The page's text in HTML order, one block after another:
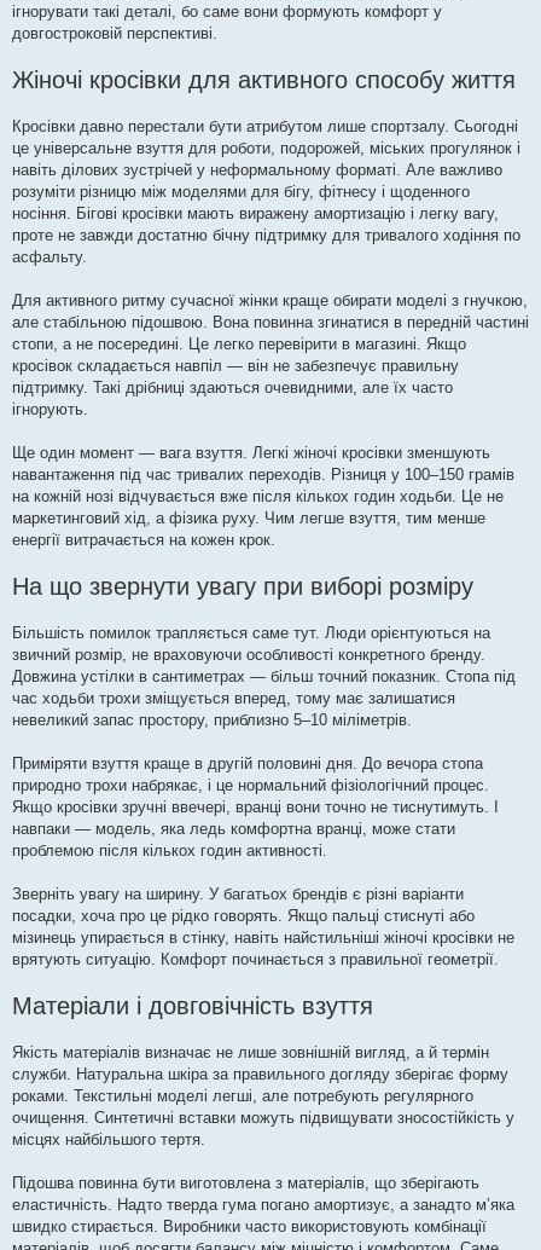
ігнорувати такі деталі, бо саме вони формують комфорт у
довгостроковій перспективі.
Жіночі кросівки для активного способу життя
Кросівки давно перестали бути атрибутом лише спортзалу. Сьогодні
це універсальне взуття для роботи, подорожей, міських прогулянок і
навіть ділових зустрічей у неформальному форматі. Але важливо
розуміти різницю між моделями для бігу, фітнесу і щоденного
носіння. Бігові кросівки мають виражену амортизацію і легку вагу,
проте не завжди достатню бічну підтримку для тривалого ходіння по
асфальту.
Для активного ритму сучасної жінки краще обирати моделі з гнучкою,
але стабільною підошвою. Вона повинна згинатися в передній частині
стопи, а не посередині. Це легко перевірити в магазині. Якщо
кросівок складається навпіл — він не забезпечує правильну
підтримку. Такі дрібниці здаються очевидними, але їх часто
ігнорують.
Ще один момент — вага взуття. Легкі жіночі кросівки зменшують
навантаження під час тривалих переходів. Різниця у 100–150 грамів
на кожній нозі відчувається вже після кількох годин ходьби. Це не
маркетинговий хід, а фізика руху. Чим легше взуття, тим менше
енергії витрачається на кожен крок.
На що звернути увагу при виборі розміру
Більшість помилок трапляється саме тут. Люди орієнтуються на
звичний розмір, не враховуючи особливості конкретного бренду.
Довжина устілки в сантиметрах — більш точний показник. Стопа під
час ходьби трохи зміщується вперед, тому має залишатися
невеликий запас простору, приблизно 5–10 міліметрів.
Приміряти взуття краще в другій половині дня. До вечора стопа
природно трохи набрякає, і це нормальний фізіологічний процес.
Якщо кросівки зручні ввечері, вранці вони точно не тиснутимуть. І
навпаки — модель, яка ледь комфортна вранці, може стати
проблемою після кількох годин активності.
Зверніть увагу на ширину. У багатьох брендів є різні варіанти
посадки, хоча про це рідко говорять. Якщо пальці стиснуті або
мізинець упирається в стінку, навіть найстильніші жіночі кросівки не
врятують ситуацію. Комфорт починається з правильної геометрії.
Матеріали і довговічність взуття
Якість матеріалів визначає не лише зовнішній вигляд, а й термін
служби. Натуральна шкіра за правильного догляду зберігає форму
роками. Текстильні моделі легші, але потребують регулярного
очищення. Синтетичні вставки можуть підвищувати зносостійкість у
місцях найбільшого тертя.
Підошва повинна бути виготовлена з матеріалів, що зберігають
еластичність. Надто тверда гума погано амортизує, а занадто м’яка
швидко стирається. Виробники часто використовують комбінації